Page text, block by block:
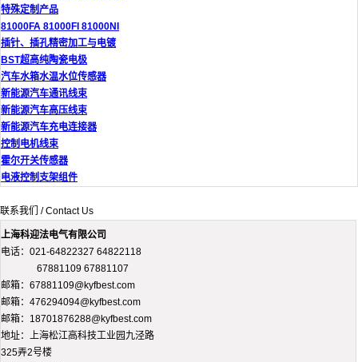
特殊定制产品
81000FA 81000FI 81000NI
插针、插孔精密加工与电镀
BST超高纯陶瓷电极
汽车水箱水温水位传感器
新能源汽车通讯线束
新能源汽车高压线束
新能源汽车充电连接器
控制电机线束
霍尔开关传感器
电液控制支架组件
联系我们 / Contact Us
上海科迎法电气有限公司
电话：021-64822327 64822118
67881109 67881107
邮箱：67881109@kyfbest.com
邮箱：476294094@kyfbest.com
邮箱：18701876288@kyfbest.com
地址：上海松江高科技工业园九泾路
325弄2号楼